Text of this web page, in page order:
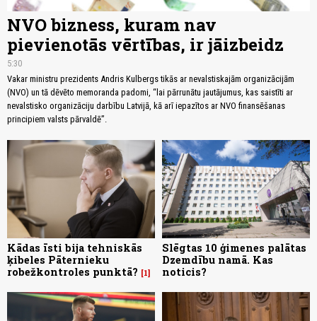
NVO bizness, kuram nav
pievienotās vērtības, ir jāizbeidz
5:30
Vakar ministru prezidents Andris Kulbergs tikās ar nevalstiskajām organizācijām
(NVO) un tā dēvēto memoranda padomi, “lai pārrunātu jautājumus, kas saistīti ar
nevalstisko organizāciju darbību Latvijā, kā arī iepazītos ar NVO finansēšanas
principiem valsts pārvaldē”.
Kādas īsti bija tehniskās
ķibeles Pāternieku
robežkontroles punktā?
1
Slēgtas 10 ģimenes palātas
Dzemdību namā. Kas
noticis?